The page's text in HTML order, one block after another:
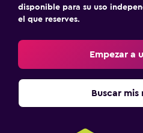
disponible para su uso
el que reserves.
Empezar a
Buscar mis